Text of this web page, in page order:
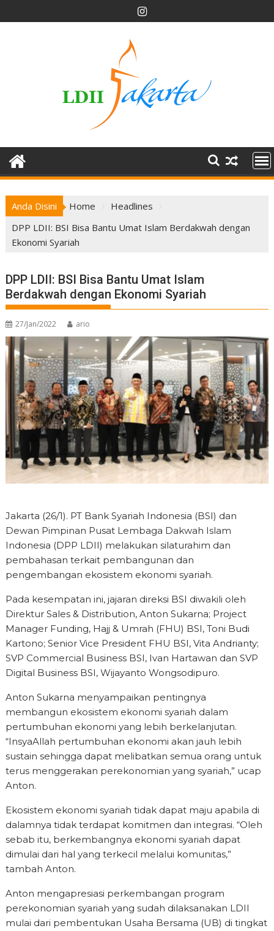
to
Anda Disini Home
Headlines
DPP LDII: BSI Bisa Bantu Umat Islam Berdakwah dengan
Ekonomi Syariah
DPP LDII: BSI Bisa Bantu Umat Islam
Berdakwah dengan Ekonomi Syariah
27/Jan/2022 ario
Jakarta (26/1). PT Bank Syariah Indonesia (BSI) dan
Dewan Pimpinan Pusat Lembaga Dakwah Islam
Indonesia (DPP LDII) melakukan silaturahim dan
pembahasan terkait pembangunan dan
pengembangan ekosistem ekonomi syariah.
Pada kesempatan ini, jajaran direksi BSI diwakili oleh
Direktur Sales & Distribution, Anton Sukarna; Project
Manager Funding, Hajj & Umrah (FHU) BSI, Toni Budi
Kartono; Senior Vice President FHU BSI, Vita Andrianty;
SVP Commercial Business BSI, Ivan Hartawan dan SVP
Digital Business BSI, Wijayanto Wongsodipuro.
Anton Sukarna menyampaikan pentingnya
membangun ekosistem ekonomi syariah dalam
pertumbuhan ekonomi yang lebih berkelanjutan.
“InsyaAllah pertumbuhan ekonomi akan jauh lebih
sustain sehingga dapat melibatkan semua orang untuk
terus menggerakan perekonomian yang syariah,” ucap
Anton.
Ekosistem ekonomi syariah tidak dapat maju apabila di
dalamnya tidak terdapat komitmen dan integrasi. “Oleh
sebab itu, berkembangnya ekonomi syariah dapat
dimulai dari hal yang terkecil melalui komunitas,”
tambah Anton.
Anton mengapresiasi perkembangan program
perekonomian syariah yang sudah dilaksanakan LDII
mulai dari pembentukan Usaha Bersama (UB) di tingkat